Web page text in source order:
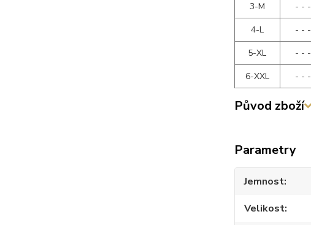
3-M
- - -
4-L
- - -
5-XL
- - -
6-XXL
- - -
Původ zboží
Parametry
Jemnost
Velikost